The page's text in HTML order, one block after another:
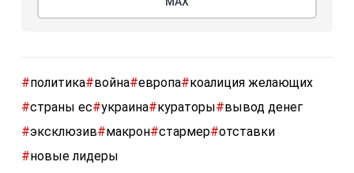
#политика#война#европа#коалиция желающих
#страны ес#украина#кураторы#вывод денег
#эксклюзив#макрон#стармер#отставки
#новые лидеры